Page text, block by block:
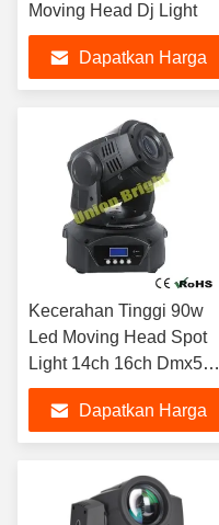
Moving Head Dj Light
Dapatkan Harga
Kecerahan Tinggi 90w
Led Moving Head Spot
Light 14ch 16ch Dmx512
Moving Head
Dapatkan Harga